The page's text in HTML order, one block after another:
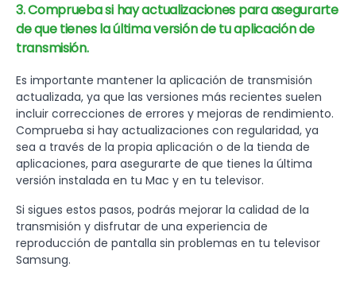
3. Comprueba si hay actualizaciones para asegurarte
de que tienes la última versión de tu aplicación de
transmisión.
Es importante mantener la aplicación de transmisión
actualizada, ya que las versiones más recientes suelen
incluir correcciones de errores y mejoras de rendimiento.
Comprueba si hay actualizaciones con regularidad, ya
sea a través de la propia aplicación o de la tienda de
aplicaciones, para asegurarte de que tienes la última
versión instalada en tu Mac y en tu televisor.
Si sigues estos pasos, podrás mejorar la calidad de la
transmisión y disfrutar de una experiencia de
reproducción de pantalla sin problemas en tu televisor
Samsung.